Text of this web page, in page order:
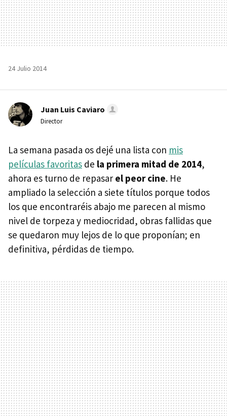
24 Julio 2014
Juan Luis Caviaro
Director
La semana pasada os dejé una lista con mis
películas favoritas de la primera mitad de 2014,
ahora es turno de repasar el peor cine. He
ampliado la selección a siete títulos porque todos
los que encontraréis abajo me parecen al mismo
nivel de torpeza y mediocridad, obras fallidas que
se quedaron muy lejos de lo que proponían; en
definitiva, pérdidas de tiempo.